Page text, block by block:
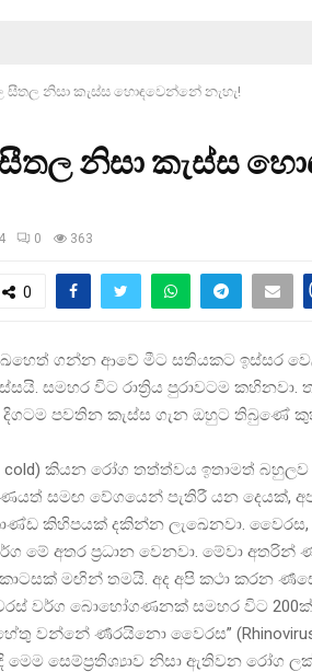
සීතල නිසා කැස්ස හොඳවෙන්නේ නැහැ!
නිසා කැස්ස
0 363
0
ගන්න ආවේ මීට සතියකට ඉස්සර
සමහර විට රාත්‍රිය පුරාවටම කහිනවා.
දිගටම පවතින කැස්ස ගැන ඔහුට තිබුණේ
cold) කියන රෝග තත්ත්වය ඉතාමත්
සමඟ වේගයෙන් පැතිරී යන දෙයක්,
කිහිපයක් දකින්න ලැඛෙනවා.
මේ අතර ප්‍රධාන වෙනවා. මේවා
මඟින් තමයි. අද අපි කථා කරන
වර්ග බොහෝගණනක් සමහර විට
වන්නේ ර්‍ණරයිනො වෛරස”
මෙම සෙම්ප්‍රතිශ්‍යාව නිසා ඇතිවන රෝග